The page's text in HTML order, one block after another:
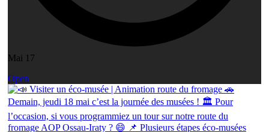
Mai 17
Open